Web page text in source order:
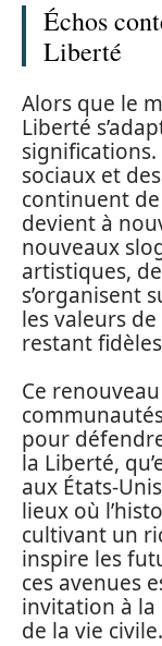
Échos
Liberté
Alors que le
Liberté
sociaux et
continuent de
devient à
nouveaux
artistiques,
s’organisent
les valeurs
restant
Ce
pour
la Liberté,
aux États-
lieux où
cultivant un
inspire les
ces avenues
invitation à
de la vie civile.